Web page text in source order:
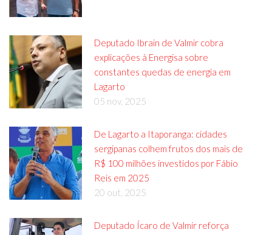
Deputado Ibrain de Valmir cobra
explicações à Energisa sobre
constantes quedas de energia em
Lagarto
05 nov, 2025
De Lagarto a Itaporanga: cidades
sergipanas colhem frutos dos mais de
R$ 100 milhões investidos por Fábio
Reis em 2025
20 out, 2025
Deputado Ícaro de Valmir reforça